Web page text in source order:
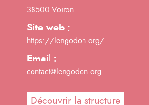
38500 Voiron
Site web :
https://lerigodon.org/
Email :
contact@lerigodon.org
Découvrir la structure